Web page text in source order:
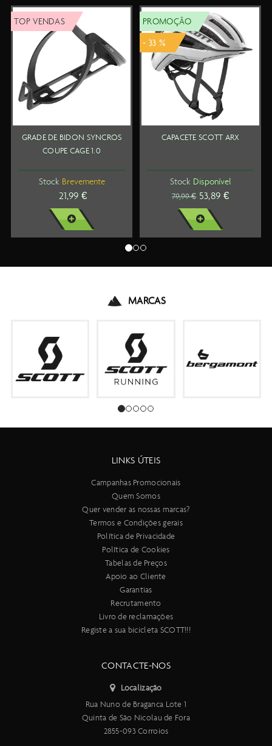
VENDAS
GRADE DE BIDON SYNCROS
COUPE CAGE 1.0
Stock Brevemente
21,99 €
VER MAIS
PROMOÇÃO
- 33 %
CAPACETE SCOTT ARX
Stock Disponível
79,99 € 53,89 €
VER MAIS
MARCAS
LINKS ÚTEIS
Campanhas Promocionais
Quem Somos
Quer vender as nossas marcas?
Termos e Condições gerais
Política de Privacidade
Política de Cookies
Tabelas de Preços
Apoio ao Cliente
Garantias
Recrutamento
Livro de reclamações
Registe a sua bicicleta SCOTT!!!
CONTACTE-NOS
Localização
Rua Nuno de Braganca Lote 1
Quinta de São Nicolau de Fora
2855-093 Corroios